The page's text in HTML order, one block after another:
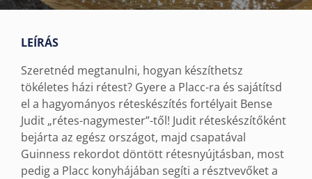
LEÍRÁS
Szeretnéd megtanulni, hogyan készíthetsz
tökéletes házi rétest? Gyere a Placc-ra és sajátítsd
el a hagyományos réteskészítés fortélyait Bense
Judit „rétes-nagymester”-től! Judit réteskészítőként
bejárta az egész országot, majd csapatával
Guinness rekordot döntött rétesnyújtásban, most
pedig a Placc konyhájában segíti a résztvevőket a